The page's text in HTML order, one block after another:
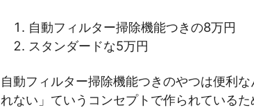
自動フィルター掃除機能つきの8万円
スタンダードな5万円
自動フィルター掃除機能つきのやつは便利
れない」ていうコンセプトで作られている